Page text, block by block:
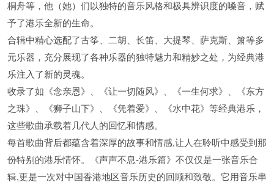
桐舟等，他（她）们以独特的音乐风格和极具辨识度的嗓音，赋
予了港乐全新的生命。
合辑中精心选配了古筝、二胡、长笛、大提琴、萨克斯、箫等多
元乐器，充分展现了各种乐器的独特魅力和精妙之处，为经典港
乐注入了新的灵魂。
收录了如《念亲恩》、《让一切随风》、《一生何求》、《东方
之珠》、《狮子山下》、《凭着爱》、《水中花》等经典港乐，
这些歌曲承载着几代人的回忆和情感。
每首歌曲背后都蕴含着深厚的故事和情感,让人在聆听中感受到那
份特别的港乐情怀。《声声不息-港乐篇》不仅仅是一张音乐合
辑,更是一次对中国香港地区音乐历史的回顾和致敬。它用音乐串